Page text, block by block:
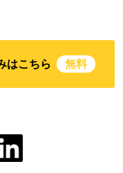
はこちら 無料